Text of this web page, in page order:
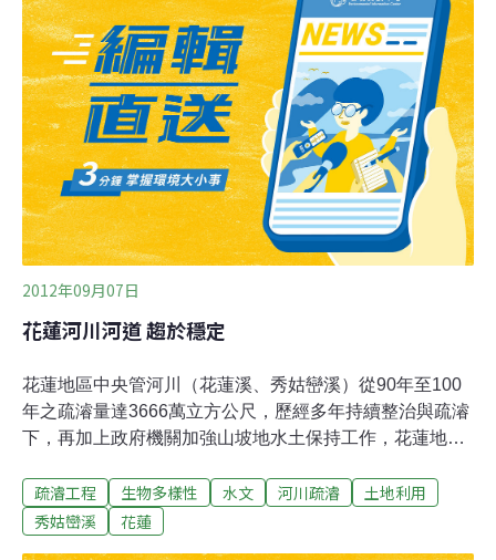
臉」，額頭到背部則有不連貫白線，另稱「花臉狐」，因
身上帶有臭線，又叫「臭狐」。吳坤銘指出，目前野生鼬
獾仍有染病風險，由於春節將至，民眾若進入森林遊樂區
內，除禁止攜帶家犬、貓進入，更切勿靠近並餵食台灣獼
猴、鼬獾及白鼻心等野生動物，避免被抓、咬傷而感染人
畜共同傳染病，若發現動物行為異常，有狂躁咬人舉動，
應儘速通報動物防疫機關，電話0800-761-590。
2012年09月07日
花蓮河川河道 趨於穩定
花蓮地區中央管河川（花蓮溪、秀姑巒溪）從90年至100
年之疏濬量達3666萬立方公尺，歷經多年持續整治與疏濬
下，再加上政府機關加強山坡地水土保持工作，花蓮地區
有效改善花蓮多處易淹水地區淹水問題，同時並無淤積及
影響通洪現象。針對花蓮縣傅縣長日前質疑第九河川局疏
疏濬工程 生物多樣性 水文 河川疏濬
土地利用
秀姑巒溪
花蓮